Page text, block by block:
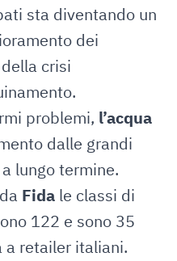
sta diventando un
dei
crisi
problemi, l’acqua
dalle grandi
lungo termine.
Fida le classi di
122 e sono 35
a retailer italiani.